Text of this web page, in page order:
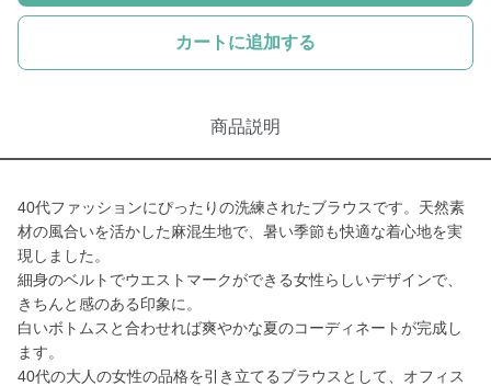
カートに追加する
商品説明
40代ファッションにぴったりの洗練されたブラウスです。天然素
材の風合いを活かした麻混生地で、暑い季節も快適な着心地を実
現しました。
細身のベルトでウエストマークができる女性らしいデザインで、
きちんと感のある印象に。
白いボトムスと合わせれば爽やかな夏のコーディネートが完成し
ます。
40代の大人の女性の品格を引き立てるブラウスとして、オフィス